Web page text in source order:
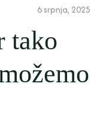
6 srpnja, 2025
tako